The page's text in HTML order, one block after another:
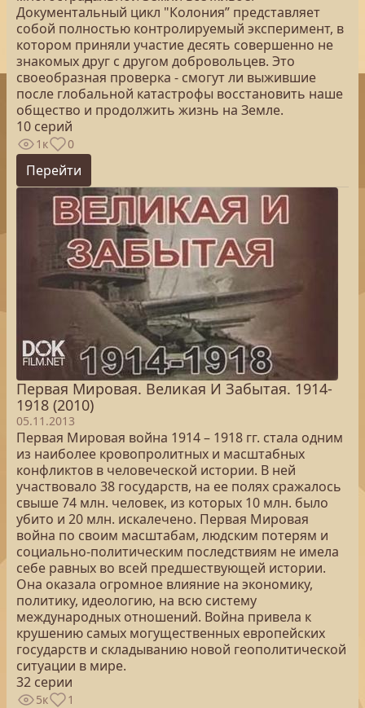
Документальный цикл "Колония” представляет
собой полностью контролируемый эксперимент, в
котором приняли участие десять совершенно не
знакомых друг с другом добровольцев. Это
своеобразная проверка - смогут ли выжившие
после глобальной катастрофы восстановить наше
общество и продолжить жизнь на Земле.
10 серий
1к 0
Перейти
Первая Мировая. Великая И Забытая. 1914-
1918 (2010)
05.11.2013
Первая Мировая война 1914 – 1918 гг. стала одним
из наиболее кровопролитных и масштабных
конфликтов в человеческой истории. В ней
участвовало 38 государств, на ее полях сражалось
свыше 74 млн. человек, из которых 10 млн. было
убито и 20 млн. искалечено. Первая Мировая
война по своим масштабам, людским потерям и
социально-политическим последствиям не имела
себе равных во всей предшествующей истории.
Она оказала огромное влияние на экономику,
политику, идеологию, на всю систему
международных отношений. Война привела к
крушению самых могущественных европейских
государств и складыванию новой геополитической
ситуации в мире.
32 серии
5к 1